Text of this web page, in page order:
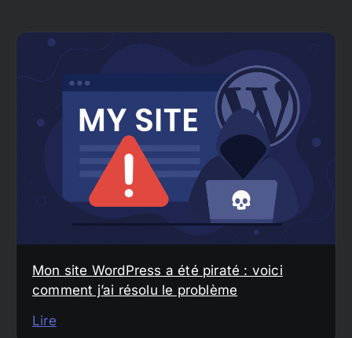
Mon site WordPress a été piraté : voici
comment j’ai résolu le problème
Lire